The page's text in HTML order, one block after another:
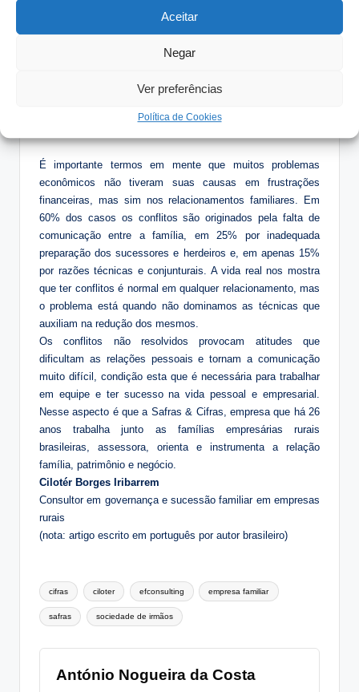
Aceitar
Negar
Ver preferências
Política de Cookies
objetivos bem definidos;
Profissionalizar a direção no âmbito de análises e
comunicação e diminuam os conflitos;
Ter regras claras sobre a sociedade empresarial e
É importante termos em mente que muitos problemas
econômicos não tiveram suas causas em frustrações
financeiras, mas sim nos relacionamentos familiares. Em
60% dos casos os conflitos são originados pela falta de
comunicação entre a família, em 25% por inadequada
preparação dos sucessores e herdeiros e, em apenas 15%
por razões técnicas e conjunturais. A vida real nos mostra
que ter conflitos é normal em qualquer relacionamento, mas
o problema está quando não dominamos as técnicas que
auxiliam na redução dos mesmos.
Os conflitos não resolvidos provocam atitudes que
dificultam as relações pessoais e tornam a comunicação
muito difícil, condição esta que é necessária para trabalhar
em equipe e ter sucesso na vida pessoal e empresarial.
Nesse aspecto é que a Safras & Cifras, empresa que há 26
anos trabalha junto as famílias empresárias rurais
brasileiras, assessora, orienta e instrumenta a relação
família, patrimônio e negócio.
Cilotér Borges Iribarrem
Consultor em governança e sucessão familiar em empresas
rurais
(nota: artigo escrito em português por autor brasileiro)
Tags:
cifras ciloter efconsulting empresa familiar
safras sociedade de irmãos
António Nogueira da Costa